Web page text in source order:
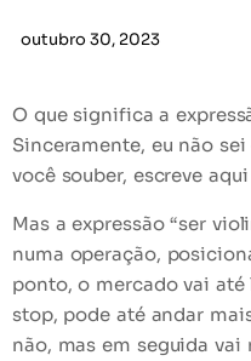
outubro 30, 2023
O que significa a
Sinceramente, eu não
você souber, escreve
Mas a expressão “ser
numa operação,
ponto, o mercado vai até
stop, pode até andar
não, mas em seguida